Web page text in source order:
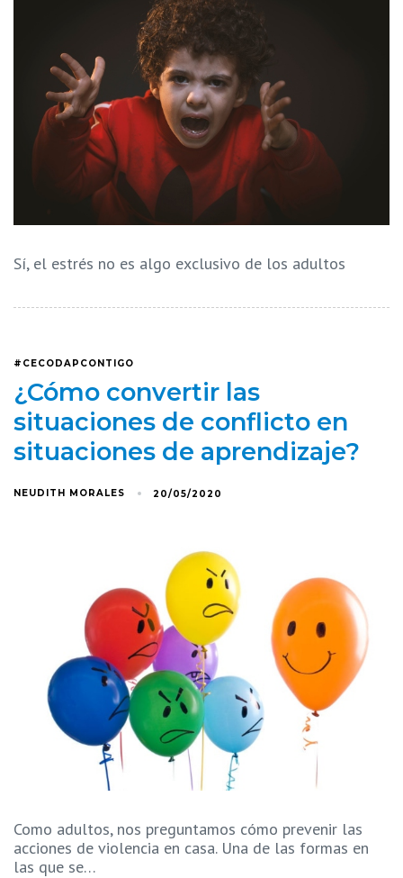
Sí, el estrés no es algo exclusivo de los adultos
#CECODAPCONTIGO
¿Cómo convertir las
situaciones de conflicto en
situaciones de aprendizaje?
NEUDITH MORALES 20/05/2020
Como adultos, nos preguntamos cómo prevenir las
acciones de violencia en casa. Una de las formas en
las que se…